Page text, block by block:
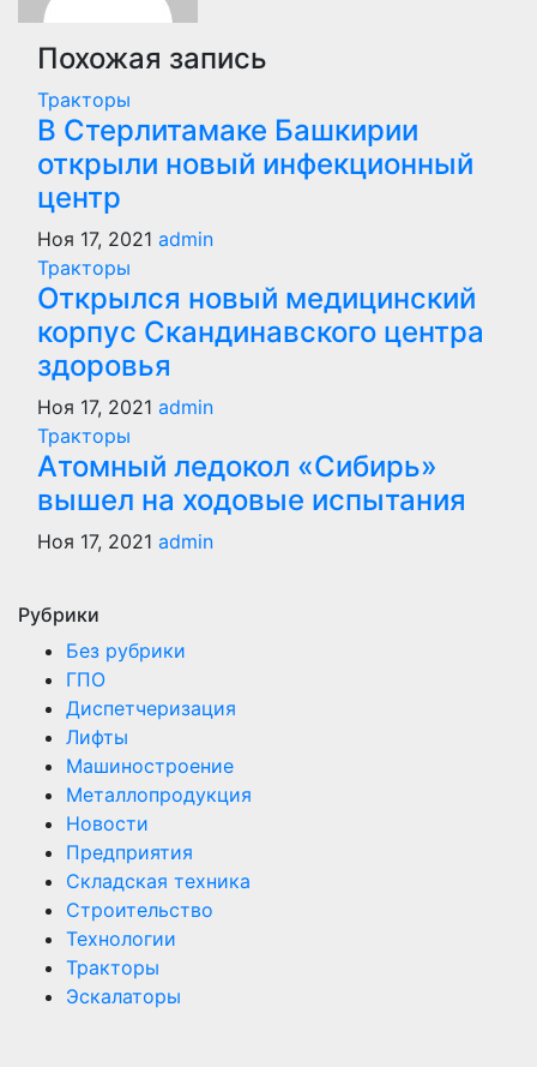
Похожая запись
Тракторы
В Стерлитамаке Башкирии
открыли новый инфекционный
центр
Ноя 17, 2021 admin
Тракторы
Открылся новый медицинский
корпус Скандинавского центра
здоровья
Ноя 17, 2021 admin
Тракторы
Атомный ледокол «Сибирь»
вышел на ходовые испытания
Ноя 17, 2021 admin
Рубрики
Без рубрики
ГПО
Диспетчеризация
Лифты
Машиностроение
Металлопродукция
Новости
Предприятия
Складская техника
Строительство
Технологии
Тракторы
Эскалаторы